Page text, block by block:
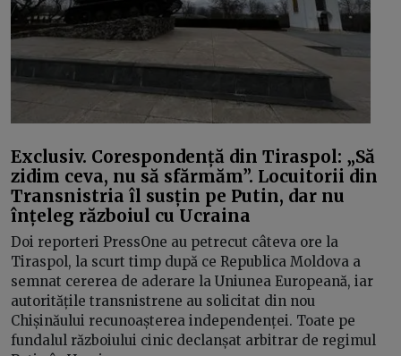
Exclusiv. Corespondență din Tiraspol: „Să
zidim ceva, nu să sfărmăm”. Locuitorii din
Transnistria îl susțin pe Putin, dar nu
înțeleg războiul cu Ucraina
Doi reporteri PressOne au petrecut câteva ore la
Tiraspol, la scurt timp după ce Republica Moldova a
semnat cererea de aderare la Uniunea Europeană, iar
autoritățile transnistrene au solicitat din nou
Chișinăului recunoașterea independenței. Toate pe
fundalul războiului cinic declanșat arbitrar de regimul